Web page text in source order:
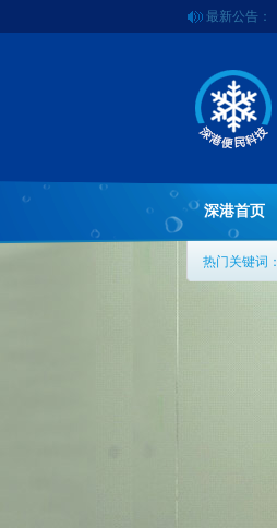
最新公告：
深港首页
热门关键词：